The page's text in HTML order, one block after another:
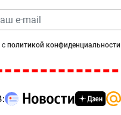
политикой конфиденциальности